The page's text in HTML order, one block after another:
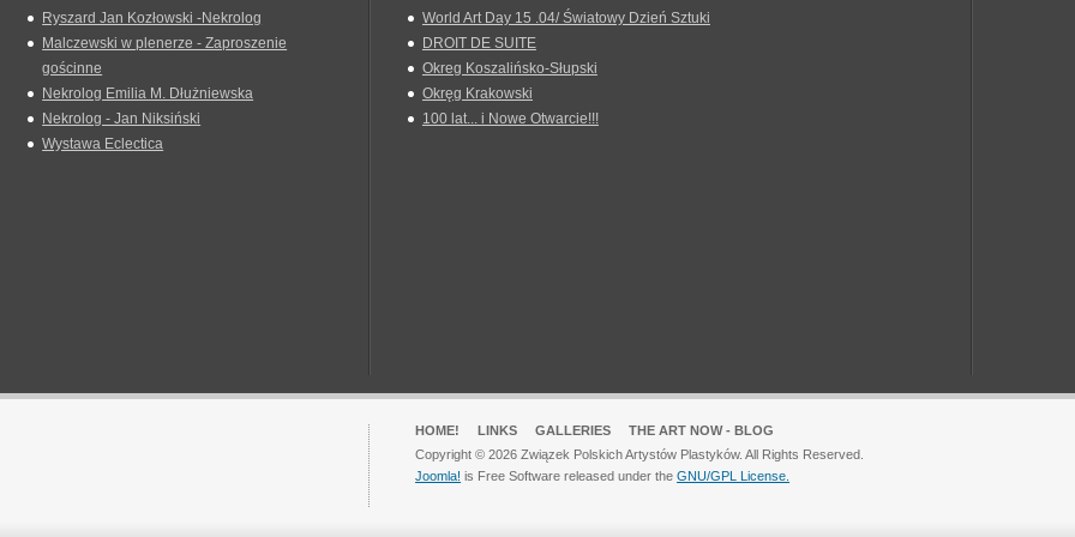
Ryszard Jan Kozłowski -Nekrolog
Malczewski w plenerze - Zaproszenie
gościnne
Nekrolog Emilia M. Dłużniewska
Nekrolog - Jan Niksiński
Wystawa Eclectica
World Art Day 15 .04/ Światowy Dzień Sztuki
DROIT DE SUITE
Okreg Koszalińsko-Słupski
Okręg Krakowski
100 lat... i Nowe Otwarcie!!!
HOME! LINKS GALLERIES
THE ART NOW - BLOG
Copyright © 2026 Związek Polskich Artystów Plastyków. All Rights Reserved.
Joomla! is Free Software released under theGNU/GPL License.